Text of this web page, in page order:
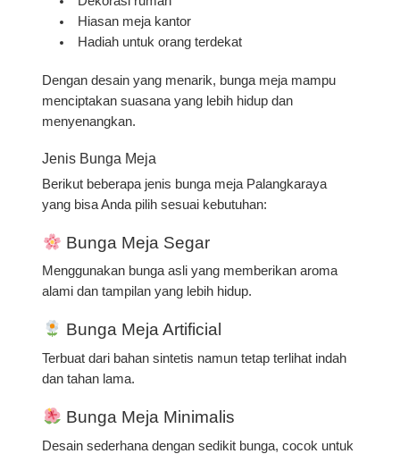
Hiasan meja kantor
Hadiah untuk orang terdekat
Dengan desain yang menarik, bunga meja mampu
menciptakan suasana yang lebih hidup dan
menyenangkan.
Jenis Bunga Meja
Berikut beberapa jenis bunga meja Palangkaraya
yang bisa Anda pilih sesuai kebutuhan:
Bunga Meja Segar
Menggunakan bunga asli yang memberikan aroma
alami dan tampilan yang lebih hidup.
Bunga Meja Artificial
Terbuat dari bahan sintetis namun tetap terlihat indah
dan tahan lama.
Bunga Meja Minimalis
Desain sederhana dengan sedikit bunga, cocok untuk